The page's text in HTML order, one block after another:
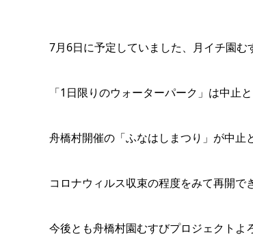
7月6日に予定していました、月イチ園む
「1日限りのウォーターパーク」は中止
舟橋村開催の「ふなはしまつり」が中止
コロナウィルス収束の程度をみて再開で
今後とも舟橋村園むすびプロジェクトよ